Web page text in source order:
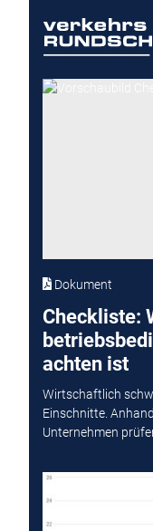
Dokument
Checkliste:
achten ist
Wirtschaftlich
Einschnitte.
Unternehmen